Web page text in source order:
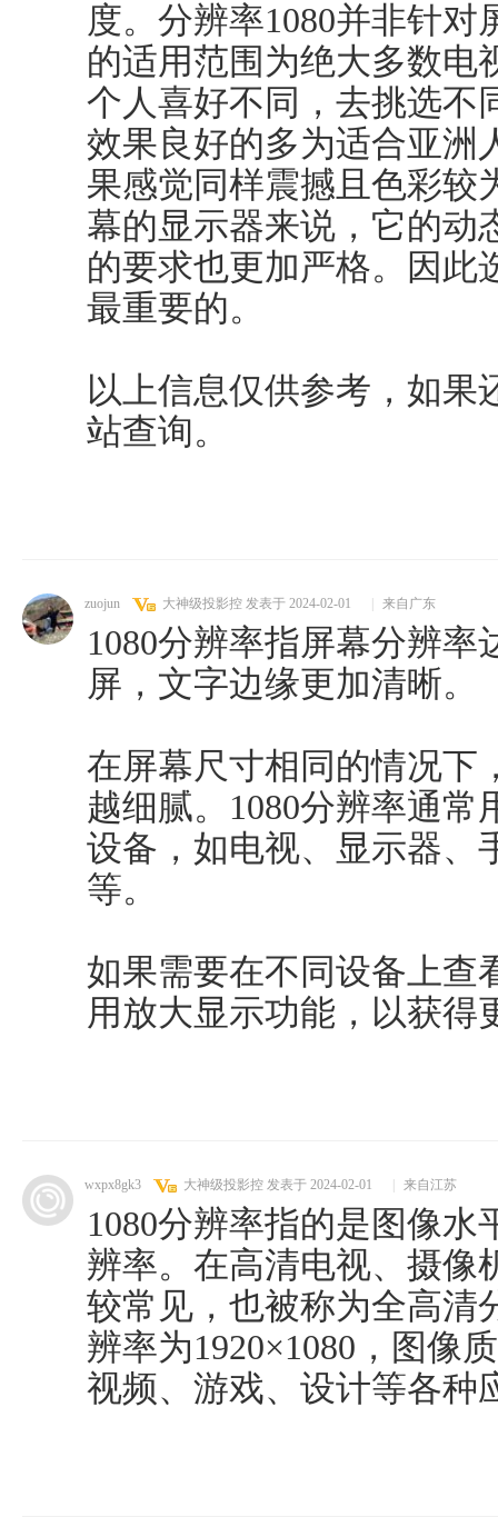
度。分辨率1080并非针
的适用范围为绝大多数电
个人喜好不同，去挑选不
效果良好的多为适合亚洲
果感觉同样震撼且色彩较
幕的显示器来说，它的动
的要求也更加严格。因此
最重要的。
以上信息仅供参考，如果
站查询。
zuojun 大神级投影控 发表于 2024-02-01 来自广东
1080分辨率指屏幕分辨率
屏，文字边缘更加清晰。
在屏幕尺寸相同的情况下
越细腻。1080分辨率通常
设备，如电视、显示器、
等。
如果需要在不同设备上查
用放大显示功能，以获得
wxpx8gk3 大神级投影控 发表于 2024-02-01 来自江苏
1080分辨率指的是图像水
辨率。在高清电视、摄像
较常见，也被称为全高清
辨率为1920×1080，图像
视频、游戏、设计等各种